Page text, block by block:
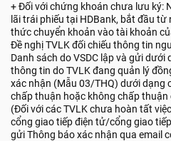
+ Đối với chứng khoán chưa lưu ký:
lãi trái phiếu tại HDBank, bắt đầu
thức chuyển khoản vào tài khoản
Đề nghị TVLK đối chiếu thông tin
Danh sách do VSDC lập và gửi
thông tin do TVLK đang quản lý
xác nhận (Mẫu 03/THQ) dưới dạng
chấp thuận hoặc không chấp
(Đối với các TVLK chưa hoàn tất
cổng giao tiếp điện tử/cổng giao
gửi Thông báo xác nhận qua email